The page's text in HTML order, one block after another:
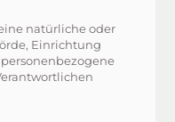
natürliche oder
Einrichtung